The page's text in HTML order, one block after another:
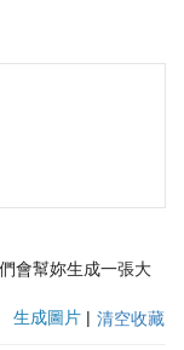
會幫妳生成一張大
生成圖片 | 清空收藏